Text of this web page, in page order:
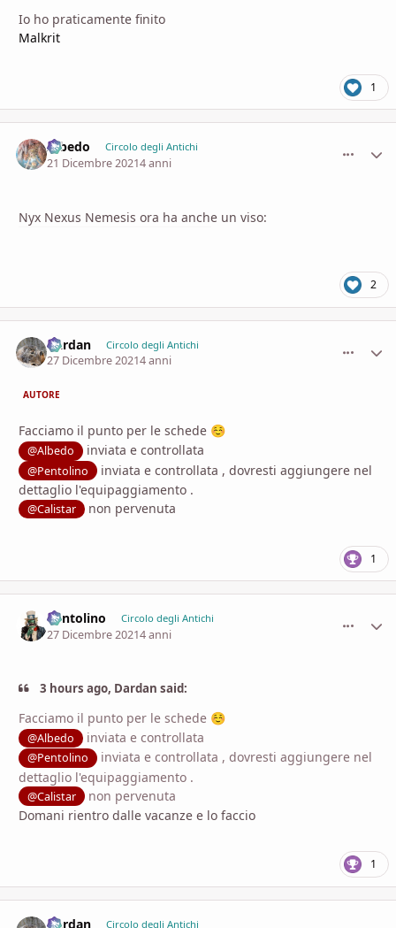
Io ho praticamente finito
Malkrit
1
Albedo Circolo degli Antichi
21 Dicembre 20214 anni
Nyx Nexus Nemesis ora ha anche un viso:
2
Dardan Circolo degli Antichi
27 Dicembre 20214 anni
AUTORE
Facciamo il punto per le schede ☺️
@Albedo inviata e controllata
@Pentolino
inviata e controllata , dovresti aggiungere nel
dettaglio l'equipaggiamento .
@Calistar non pervenuta
1
Pentolino Circolo degli Antichi
27 Dicembre 20214 anni
3 hours ago, Dardan said:
Facciamo il punto per le schede ☺️
@Albedo inviata e controllata
@Pentolino
inviata e controllata , dovresti aggiungere nel
dettaglio l'equipaggiamento .
@Calistar
non pervenuta
Domani rientro dalle vacanze e lo faccio
1
Dardan Circolo degli Antichi